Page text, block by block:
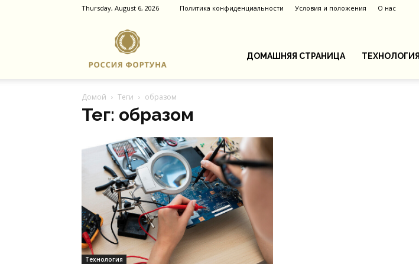
Thursday, August 6, 2026 Политика конфиденциальности Условия и положения О нас
Фортуна
ДОМАШНЯЯ СТРАНИЦА ТЕХНОЛОГИЯ
Домой Теги образом
Тег: образом
Технология